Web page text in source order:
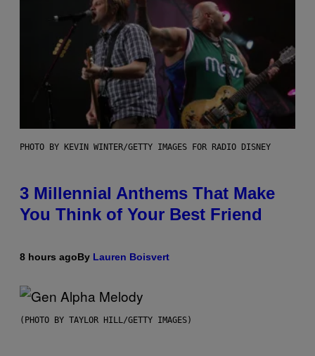
PHOTO BY KEVIN WINTER/GETTY IMAGES FOR RADIO DISNEY
3 Millennial Anthems That Make
You Think of Your Best Friend
8 hours agoBy Lauren Boisvert
(PHOTO BY TAYLOR HILL/GETTY IMAGES)